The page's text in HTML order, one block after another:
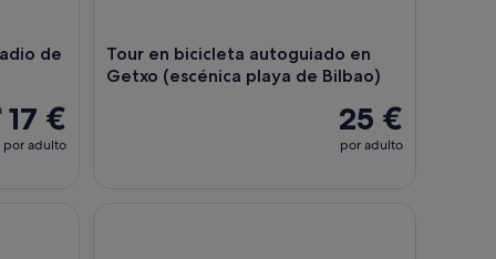
de
17 €
por adulto
Tour en bicicleta autoguiado en
Getxo (escénica playa de Bilbao)
25 €
por adulto